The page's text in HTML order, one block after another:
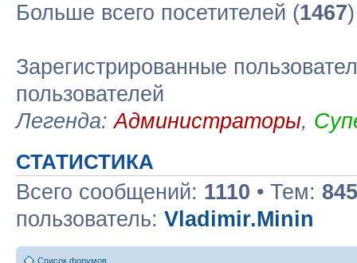
Больше всего посетителей (1467
Зарегистрированные
пользователей
Легенда:Администраторы,
СТАТИСТИКА
Всего сообщений: 1110 • Тем: 845
пользователь: Vladimir.Minin
Список форумов